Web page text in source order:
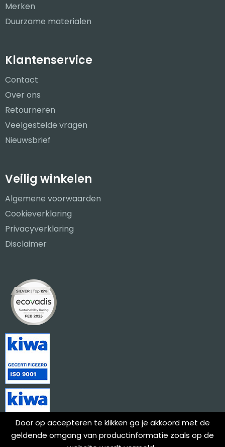
Merken
Duurzame materialen
Klantenservice
Contact
Over ons
Retourneren
Veelgestelde vragen
Nieuwsbrief
Veilig winkelen
Algemene voorwaarden
Cookieverklaring
Privacyverklaring
Disclaimer
Door op accepteren te klikken ga je akkoord met de
geldende omgang van productinformatie zoals op de